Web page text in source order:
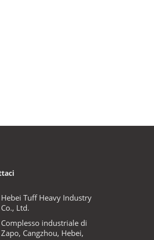
Hebei Tuff Heavy Industry
Co., Ltd.
Complesso industriale di
Zapo, Cangzhou, Hebei,